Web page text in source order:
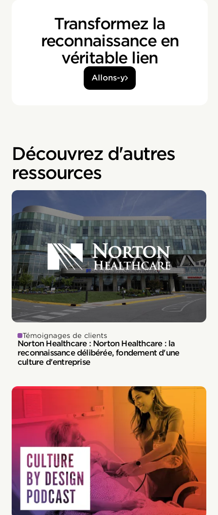
Transformez la
reconnaissance en
véritable lien
Allons-y
Découvrez d'autres
ressources
Témoignages de clients
Norton Healthcare : Norton Healthcare : la
reconnaissance délibérée, fondement d'une
culture d'entreprise